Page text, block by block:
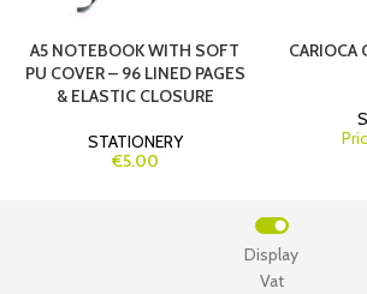
A5 NOTEBOOK WITH SOFT
PU COVER – 96 LINED PAGES
& ELASTIC CLOSURE
STATIONERY
€5.00
CARIOCA
Vat
Display